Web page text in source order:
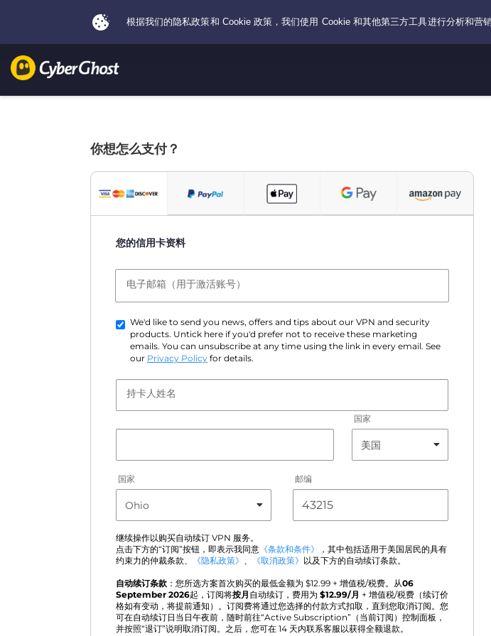
你想怎么支付？
您的信用卡资料
电子邮箱（用于激活账号）
We'd like to send you news, offers and tips about our VPN and security
products. Untick here if you'd prefer not to receive these marketing
emails. You can unsubscribe at any time using the link in every email. See
our Privacy Policy for details.
持卡人姓名
国家
国家 邮编
继续操作以购买自动续订 VPN 服务。
点击下方的“订阅”按钮，即表示我同意 《条款和条件》
，其中包括适用于美国居民的具有
约束力的仲裁条款、
《隐私政策》 、 《取消政策》 以及下方的自动续订条款。
自动续订条款 ：您所选方案首次购买的最低金额为 $12.99 + 增值税/税费。从06
September 2026起，订阅将按月 自动续订，费用为 $12.99/月 + 增值税/税费（续订价
格如有变动，将提前通知）。订阅费将通过您选择的付款方式扣取，直到您取消订阅。您
可在自动续订日当日午夜前，随时前往“Active Subscription”（当前订阅）控制面板，
并按照“退订”说明取消订阅。之后，您可在 14 天内联系客服以获得全额退款。